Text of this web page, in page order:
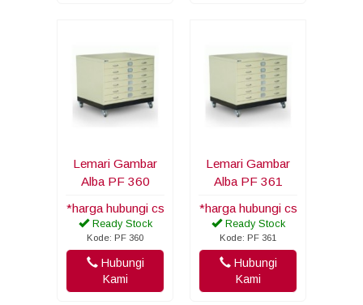
Lemari Gambar
Alba PF 360
*harga hubungi cs
Ready Stock
Kode: PF 360
Hubungi
Kami
Lemari Gambar
Alba PF 361
*harga hubungi cs
Ready Stock
Kode: PF 361
Hubungi
Kami